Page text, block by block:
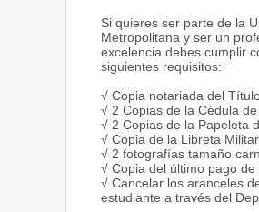
Si quieres ser parte de la
Metropolitana y ser un
excelencia debes cumplir
siguientes requisitos:
√ Copia notariada del
√ 2 Copias de la Cédula
√ 2 Copias de la Papeleta
√ Copia de la Libreta
√ 2 fotografías tamaño
√ Copia del último pago
√ Cancelar los aranceles
estudiante a través del